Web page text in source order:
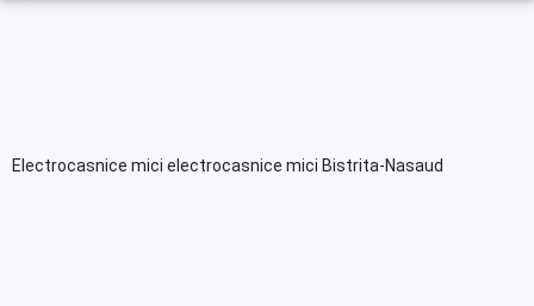
Electrocasnice mici electrocasnice mici Bistrita-Nasaud